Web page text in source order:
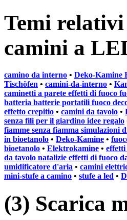
Temi
camini a
camino da interno • Deko-Kamine
Tischöfen • camini-da-interno •
caminetti a parete effetti di fuoco
batteria batterie portatili fuoco
effetto crepitio • camini da tavolo •
senza fili per il giardino idee regalo
fiamme senza fiamma simulazioni
in bioetanolo • Deko-Kamine •
bioetanolo • Elektrokamine • effetti
da tavolo natalizie effetti di fuoco
umidificatore d'aria • camini
mini-stufe a camino • stufe a led •
(3) Scarica